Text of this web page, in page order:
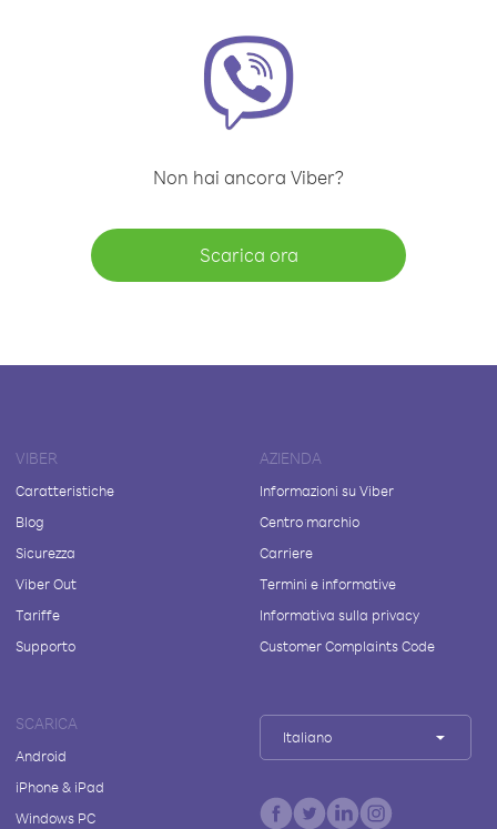
Non hai ancora Viber?
Scarica ora
VIBER
Caratteristiche
Blog
Sicurezza
Viber Out
Tariffe
Supporto
AZIENDA
Informazioni su Viber
Centro marchio
Carriere
Termini e informative
Informativa sulla privacy
Customer Complaints Code
SCARICA
Android
iPhone & iPad
Windows PC
Italiano